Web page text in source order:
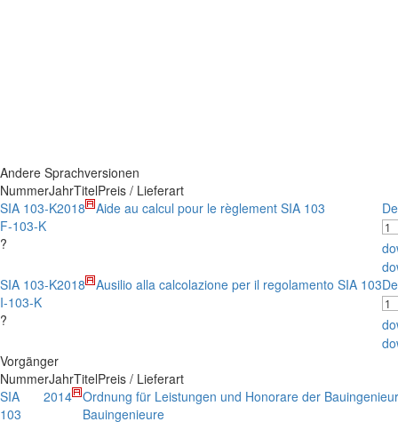
Andere Sprachversionen
NummerJahrTitelPreis / Lieferart
SIA 103-K
F-103-K
?
2018 Aide au calcul pour le règlement SIA 103
SIA 103-K
I-103-K
?
2018 Ausilio alla calcolazione per il regolamento SIA 103
Vorgänger
NummerJahrTitelPreis / Lieferart
SIA
103
2014 Ordnung für Leistungen und Honorare der
Bauingenieure